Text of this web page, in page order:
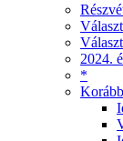
2024.
*